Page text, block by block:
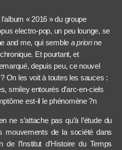
« 2016 » du groupe
electro-pop, un peu lounge, se
and me, qui semble a priorine
Et pourtant, et
depuis peu, ce nouvel
On les voit à toutes les sauces :
smiley entourés d’arc-en-ciels
est-il le phénomène ?n
ne s’attache pas qu’à l’étude du
mouvements de la société dans
l’Institut d’Histoire du Temps